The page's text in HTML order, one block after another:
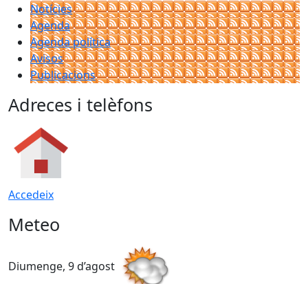
Notícies
Agenda
Agenda política
Avisos
Publicacions
Adreces i telèfons
Accedeix
Meteo
Diumenge, 9 d’agost